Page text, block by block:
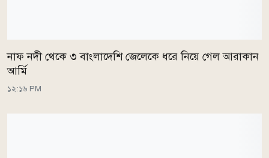
নাফ নদী থেকে ৩ বাংলাদেশি জেলেকে ধরে নিয়ে গেল আরাকান
আর্মি
১২:১৬ PM